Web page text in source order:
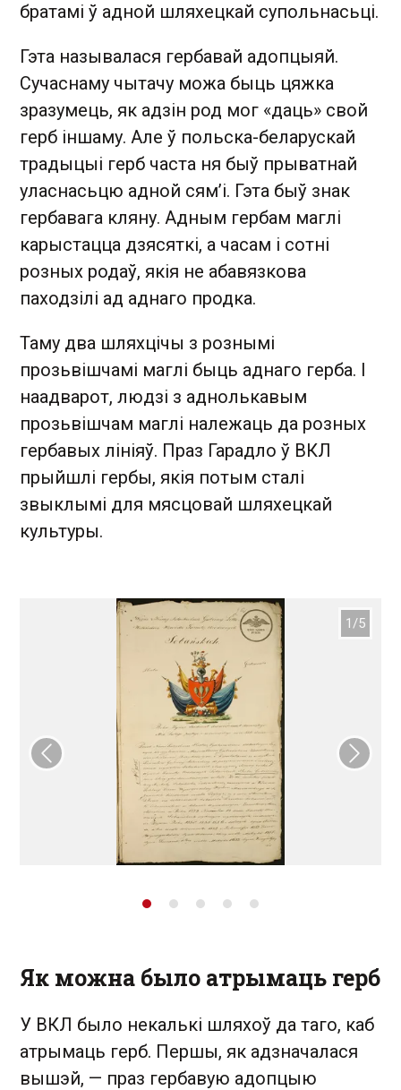
братамі ў адной шляхецкай супольнасьці.
Гэта называлася гербавай адопцыяй.
Сучаснаму чытачу можа быць цяжка
зразумець, як адзін род мог «даць» свой
герб іншаму. Але ў польска-беларускай
традыцыі герб часта ня быў прыватнай
уласнасьцю адной сям’і. Гэта быў знак
гербавага кляну. Адным гербам маглі
карыстацца дзясяткі, а часам і сотні
розных родаў, якія не абавязкова
паходзілі ад аднаго продка.
Таму два шляхцічы з рознымі
прозьвішчамі маглі быць аднаго герба. І
наадварот, людзі з аднолькавым
прозьвішчам маглі належаць да розных
гербавых лініяў. Праз Гарадло ў ВКЛ
прыйшлі гербы, якія потым сталі
звыклымі для мясцовай шляхецкай
культуры.
Папярэдні слайд
Як можна было атрымаць герб
У ВКЛ было некалькі шляхоў да таго, каб
атрымаць герб. Першы, як адзначалася
вышэй, — праз гербавую адопцыю